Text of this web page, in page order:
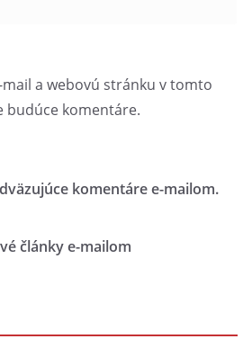
a webovú stránku v tomto
budúce komentáre.
komentáre e-mailom.
články e-mailom